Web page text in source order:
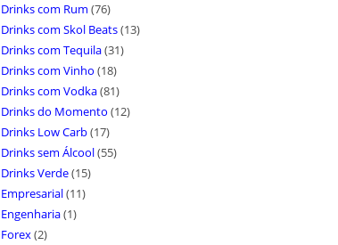
Drinks com Rum (76)
Drinks com Skol Beats(13)
Drinks com Tequila(31)
Drinks com Vinho (18)
Drinks com Vodka(81)
Drinks do Momento (12)
Drinks Low Carb(17)
Drinks sem Álcool(55)
Drinks Verde(15)
Empresarial(11)
Engenharia(1)
Forex(2)